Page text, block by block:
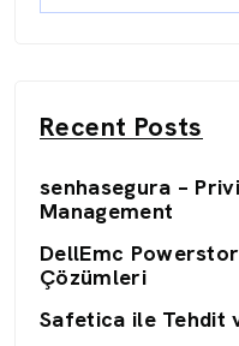
Recent Posts
senhasegura –
Management
DellEmc
Çözümleri
Safetica ile Tehdit